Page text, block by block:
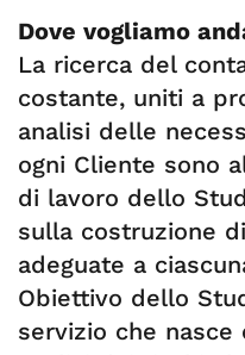
Dove vogliamo
La ricerca del
costante, uniti a
analisi delle
ogni Cliente sono
di lavoro dello
sulla costruzione
adeguate a
Obiettivo dello
servizio che nasce